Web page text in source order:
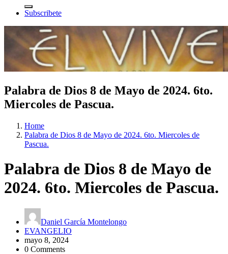
Subscribete
Palabra de Dios 8 de Mayo de 2024. 6to.
Miercoles de Pascua.
Home
Palabra de Dios 8 de Mayo de 2024. 6to. Miercoles de
Pascua.
Palabra de Dios 8 de Mayo de
2024. 6to. Miercoles de Pascua.
Daniel García Montelongo
EVANGELIO
mayo 8, 2024
0 Comments